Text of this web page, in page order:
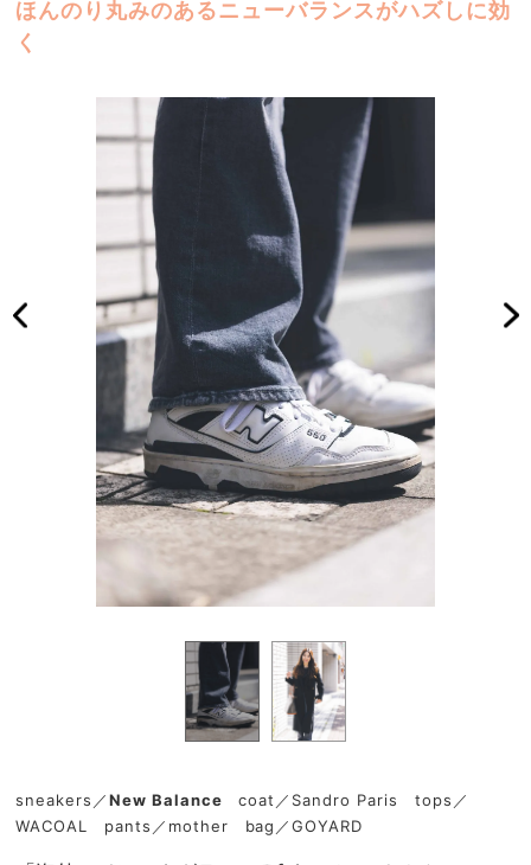
ほんのり丸みのあるニューバランスがハズしに効
く
sneakers／New Balance coat／Sandro Paris tops／
WACOAL pants／mother bag／GOYARD